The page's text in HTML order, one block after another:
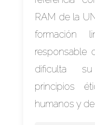
RAM de la
formación
responsable
dificulta
principios
humanos y